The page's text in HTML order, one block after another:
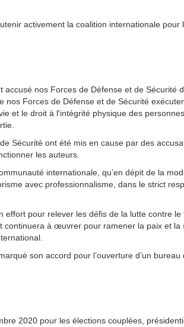
activement la coalition internationale pour
nos Forces de Défense et de Sécurité
Forces de Défense et de Sécurité
et le droit à l'intégrité physique des
Sécurité ont été mis en cause par des
les auteurs.
internationale, qu’en dépit de la
avec professionnalisme, dans le strict
pour relever les défis de la lutte contre
à œuvrer pour ramener la paix et la
son accord pour l’ouverture d’un
2020 pour les élections couplées,